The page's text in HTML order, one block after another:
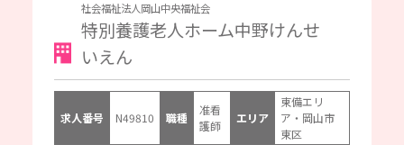
社会福祉法人岡山中央福祉会
特別養護老人ホーム中野けんせ
いえん
求人番号 N49810 職種
准看
護師
エリア
東備エリ
ア・岡山市
東区